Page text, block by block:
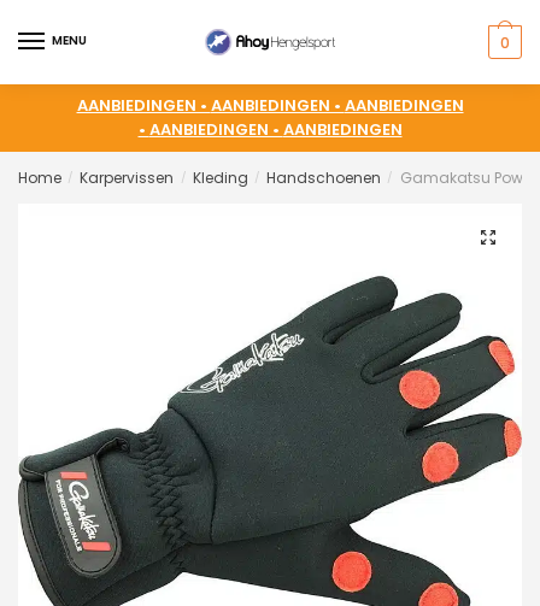
MENU 0
AANBIEDINGEN • AANBIEDINGEN • AANBIEDINGEN
• AANBIEDINGEN • AANBIEDINGEN
Home / Karpervissen / Kleding / Handschoenen / Gamakatsu
🔍